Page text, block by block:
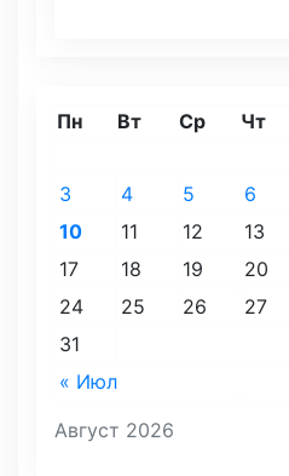
Август 2026
Пн Вт Ср Чт
« Июл
3
4 5 6
10
11 12 13
17
18 19 20
24
25 26 27
31